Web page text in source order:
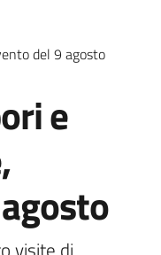
del 9 agosto
e